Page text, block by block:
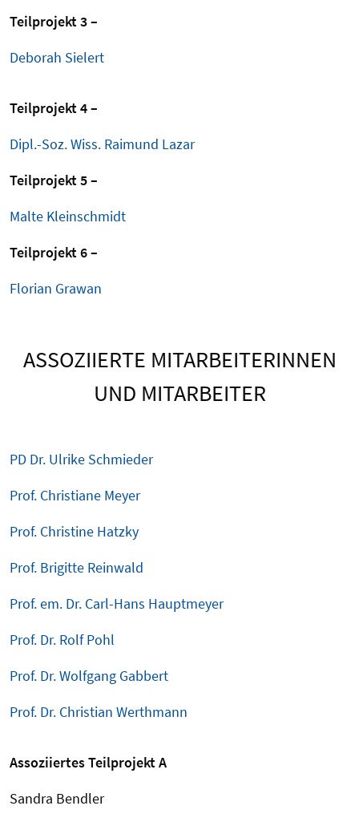
Teilprojekt 3 –
Deborah Sielert
Teilprojekt 4 –
Dipl.-Soz. Wiss. Raimund Lazar
Teilprojekt 5 –
Malte Kleinschmidt
Teilprojekt 6 –
Florian Grawan
ASSOZIIERTE MITARBEITERINNEN
UND MITARBEITER
PD Dr. Ulrike Schmieder
Prof. Christiane Meyer
Prof. Christine Hatzky
Prof. Brigitte Reinwald
Prof. em. Dr. Carl-Hans Hauptmeyer
Prof. Dr. Rolf Pohl
Prof. Dr. Wolfgang Gabbert
Prof. Dr. Christian Werthmann
Assoziiertes Teilprojekt A
Sandra Bendler